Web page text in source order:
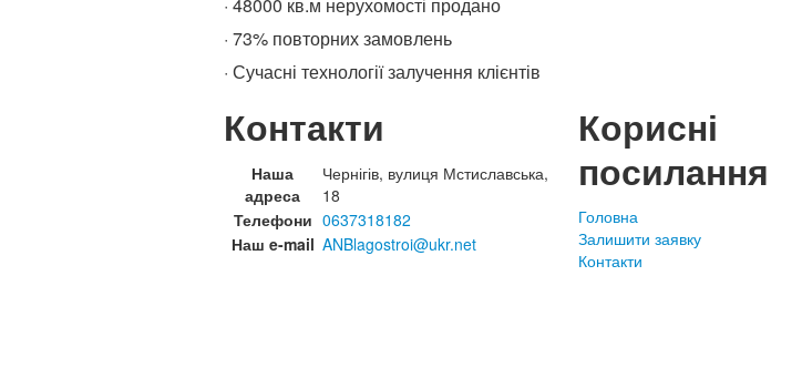
· 73% повторних замовлень
· Сучасні технології залучення клієнтів
Контакти
Наша
адреса
Чернігів, вулиця Мстиславська,
18
Телефони 0637318182
Наш e-mail ANBlagostroi@ukr.net
Корисні
посилання
Головна
Залишити заявку
Контакти